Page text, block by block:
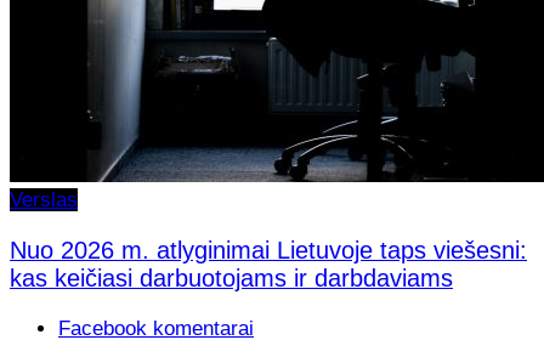
Verslas
Nuo 2026 m. atlyginimai Lietuvoje taps viešesni:
kas keičiasi darbuotojams ir darbdaviams
Facebook komentarai